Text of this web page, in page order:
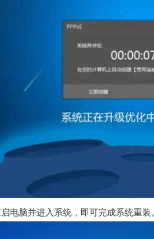
电脑并进入系统，即可完成系统重装